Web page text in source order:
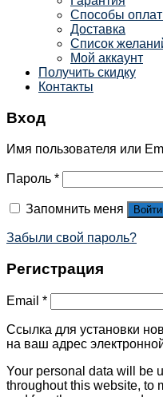
Способы
Доставка
Список
Мой аккаунт
Получить скидку
Контакты
Вход
Имя пользователя или
Пароль *
Запомнить меня Войти
Забыли свой пароль?
Регистрация
Email *
Ссылка для установки
на ваш адрес
Your personal data will be
throughout this website, to